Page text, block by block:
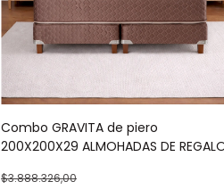
Combo GRAVITA de piero
200X200X29 ALMOHADAS DE
$3.888.326,00